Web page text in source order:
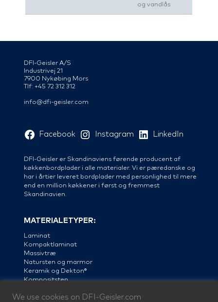
og vandlås
DFI-Geisler A/S
Industrivej 21
7900 Nykøbing Mors
Tlf: +45 72 312 312
info@dfi-geisler.com
Facebook Instagram LinkedIn
DFI-Geisler er Skandinaviens førende producent af
køkkenbordplader i alle materialer. Vi er pæredanske og
har i årtier leveret bordplader med personlighed til mere
end en million køkkener i først og fremmest
Skandinavien.
MATERIALETYPER:
Laminat
Kompaktlaminat
Massivtræ
Natursten og marmor
Keramik og Dekton®
Kompositsten
Stål
We use cookies on DFI-Geisler.com